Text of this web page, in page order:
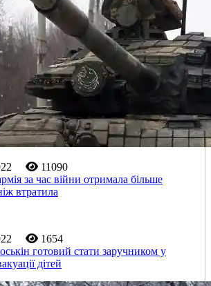
11090
за час війни отримала більше
втратила
1654
готовий стати заручником у
дітей